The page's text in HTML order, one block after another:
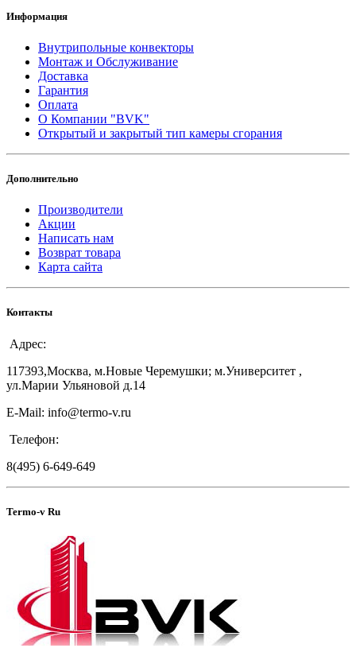
Информация
Внутрипольные конвекторы
Монтаж и Обслуживание
Доставка
Гарантия
Оплата
О Компании "BVK"
Открытый и закрытый тип камеры сгорания
Дополнительно
Производители
Акции
Написать нам
Возврат товара
Карта сайта
Контакты
Адрес:
117393,Москва, м.Новые Черемушки; м.Университет ,
ул.Марии Ульяновой д.14
E-Mail: info@termo-v.ru
Телефон:
8(495) 6-649-649
Termo-v Ru